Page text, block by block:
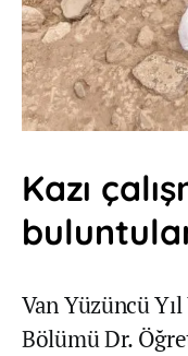
Kazı
Van Yüzüncü
Bölümü Dr.